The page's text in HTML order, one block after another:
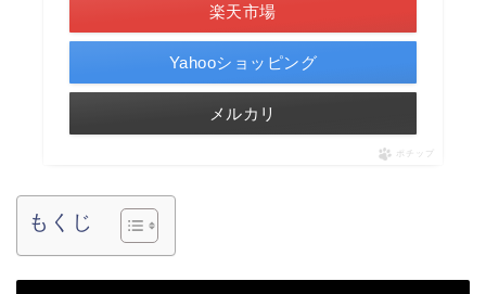
楽天市場
Yahooショッピング
メルカリ
ポチップ
もくじ